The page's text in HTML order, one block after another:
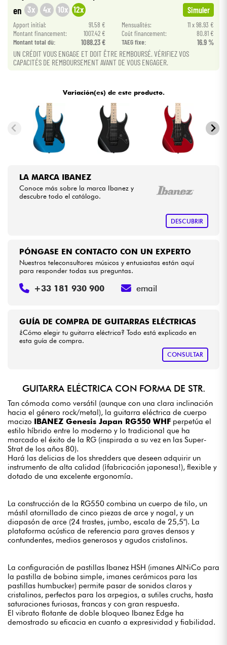
HiFi
Bundle
Ver nuestras marcas
en 3x 4x 10x 12x Simuler
Apport initial: 91.58 € Mensualités:
11 x 98.93 €
Montant financement:
1007.42 € Coût financement:
80.81 €
Montant total dù:
1088.23 € TAEG fixe: 16.9 %
UN CRÉDIT VOUS ENGAGE ET DOIT ÊTRE REMBOURSÉ. VÉRIFIEZ VOS
CAPACITÉS DE REMBOURSEMENT AVANT DE VOUS ENGAGER.
Variación(es) de este producto.
LA MARCA IBANEZ
Conoce más sobre la marca Ibanez y
descubre todo el catálogo.
DESCUBRIR
GUÍA DE COMPRA DE GUITARRAS ELÉCTRICAS
¿Cómo elegir tu guitarra eléctrica? Todo está explicado en
esta guía de compra.
CONSULTAR
PÓNGASE EN CONTACTO CON UN EXPERTO
Nuestros teleconsultores músicos y entusiastas están aquí
para responder todas sus preguntas.
+33 181 930 900 email
GUITARRA ELÉCTRICA CON FORMA DE STR.
Tan cómoda como versátil (aunque con una clara inclinación
hacia el género rock/metal), la guitarra eléctrica de cuerpo
macizo IBANEZ Genesis Japan RG550 WHF perpetúa el
estilo híbrido entre lo moderno y lo tradicional que ha
marcado el éxito de la RG (inspirada a su vez en las Super-
Strat de los años 80).
Hará las delicias de los shredders que deseen adquirir un
instrumento de alta calidad (¡fabricación japonesa!), flexible y
dotado de una excelente ergonomía.
La construcción de la RG550 combina un cuerpo de tilo, un
mástil atornillado de cinco piezas de arce y nogal, y un
diapasón de arce (24 trastes, jumbo, escala de 25,5"). La
plataforma acústica de referencia para graves densos y
contundentes, medios generosos y agudos cristalinos.
La configuración de pastillas Ibanez HSH (imanes AlNiCo para
la pastilla de bobina simple, imanes cerámicos para las
pastillas humbucker) permite pasar de sonidos claros y
cristalinos, perfectos para los arpegios, a sutiles cruchs, hasta
saturaciones furiosas, francas y con gran respuesta.
El vibrato flotante de doble bloqueo Ibanez Edge ha
demostrado su eficacia en cuanto a expresividad y fiabilidad.